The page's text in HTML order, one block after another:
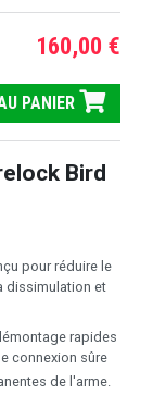
160,00 €
PANIER
Bird
pour réduire le
dissimulation et
rapides
connexion sûre
de l'arme.